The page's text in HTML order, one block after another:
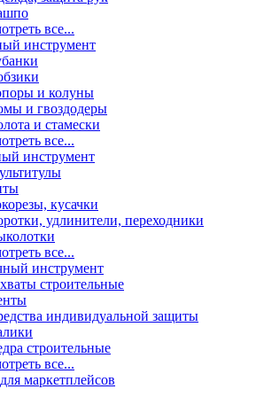
все...
инструмент
и колуны
и гвоздодеры
и стамески
все...
инструмент
кусачки
удлинители, переходники
все...
инструмент
строительные
индивидуальной защиты
строительные
все...
маркетплейсов